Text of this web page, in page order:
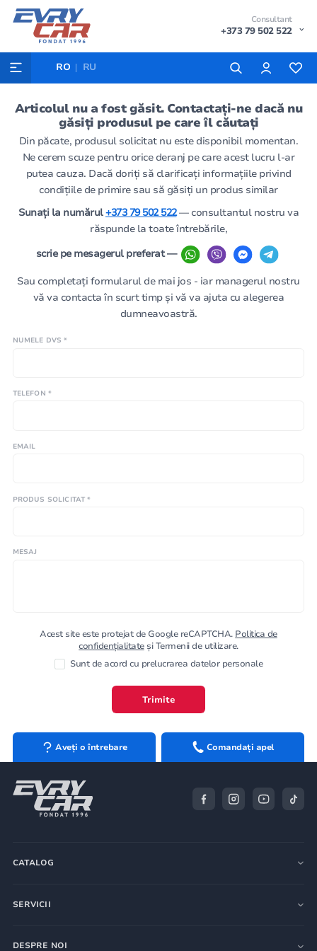
Consultant
+373 79 502 522
RO RU
Articolul nu a fost găsit. Contactați-ne dacă nu
găsiți produsul pe care îl căutați
Din păcate, produsul solicitat nu este disponibil momentan.
Ne cerem scuze pentru orice deranj pe care acest lucru l-ar
putea cauza. Dacă doriți să clarificați informațiile privind
condițiile de primire sau să găsiți un produs similar
Sunați la numărul+373 79 502 522— consultantul nostru va
răspunde la toate întrebările,
scrie pe mesagerul preferat —
Sau completați formularul de mai jos - iar managerul nostru
vă va contacta în scurt timp și vă va ajuta cu alegerea
dumneavoastră.
NUMELE DVS *
TELEFON *
EMAIL
PRODUS SOLICITAT *
MESAJ
Acest site este protejat de Google reCAPTCHA. Politica de
confidențialitateși Termenii de utilizare.
Sunt de acord cu prelucrarea datelor personale
Trimite
Aveți o întrebare Comandați apel
CATALOG
SERVICII
DESPRE NOI